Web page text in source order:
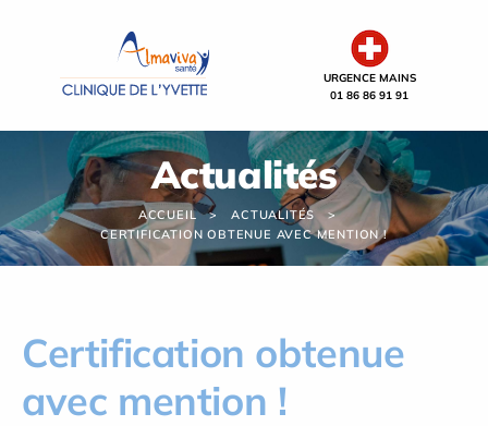
URGENCE MAINS
01 86 86 91 91
Actualités
ACCUEIL
ACTUALITÉS
CERTIFICATION OBTENUE AVEC MENTION !
Certification obtenue
avec mention !